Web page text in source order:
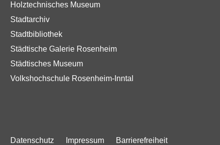
Holztechnisches Museum
Stadtarchiv
Stadtbibliothek
Städtische Galerie Rosenheim
Städtisches Museum
Volkshochschule Rosenheim-Inntal
Datenschutz Impressum Barrierefreiheit